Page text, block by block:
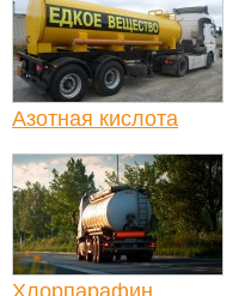
Азотная кислота
Хлорпарафин